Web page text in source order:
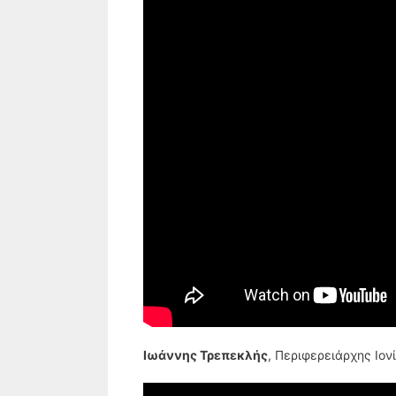
Ιωάννης Τρεπεκλής, Περιφερειάρχης